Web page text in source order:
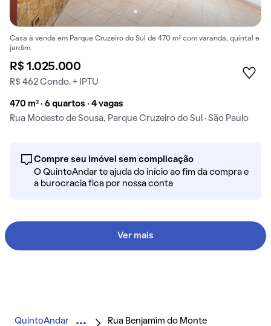
Casa à venda em Parque Cruzeiro do Sul de 470 m² com varanda, quintal e
jardim.
R$ 1.025.000
R$ 462 Condo. + IPTU
470 m² · 6 quartos · 4 vagas
Rua Modesto de Sousa, Parque Cruzeiro do Sul · São Paulo
Compre seu imóvel sem complicação
O QuintoAndar te ajuda do início ao fim da compra e
a burocracia fica por nossa conta
Ver mais
QuintoAndar Rua Benjamim do Monte